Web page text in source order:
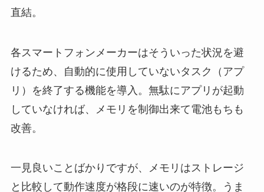
直結。
各スマートフォンメーカーはそういった状況を避
けるため、自動的に使用していないタスク（アプ
リ）を終了する機能を導入。無駄にアプリが起動
していなければ、メモリを制御出来て電池もちも
改善。
一見良いことばかりですが、メモリはストレージ
と比較して動作速度が格段に速いのが特徴。うま